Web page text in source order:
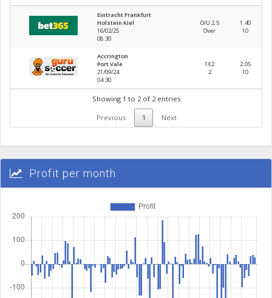
Eintracht Frankfurt
Holstein Kiel
16/02/25
08:30
O/U 2.5
Over
1.40
10
Accrington
Port Vale
21/09/24
04:30
1X2
2
2.05
10
Showing 1 to 2 of 2 entries
Previous 1 Next
Profit per month